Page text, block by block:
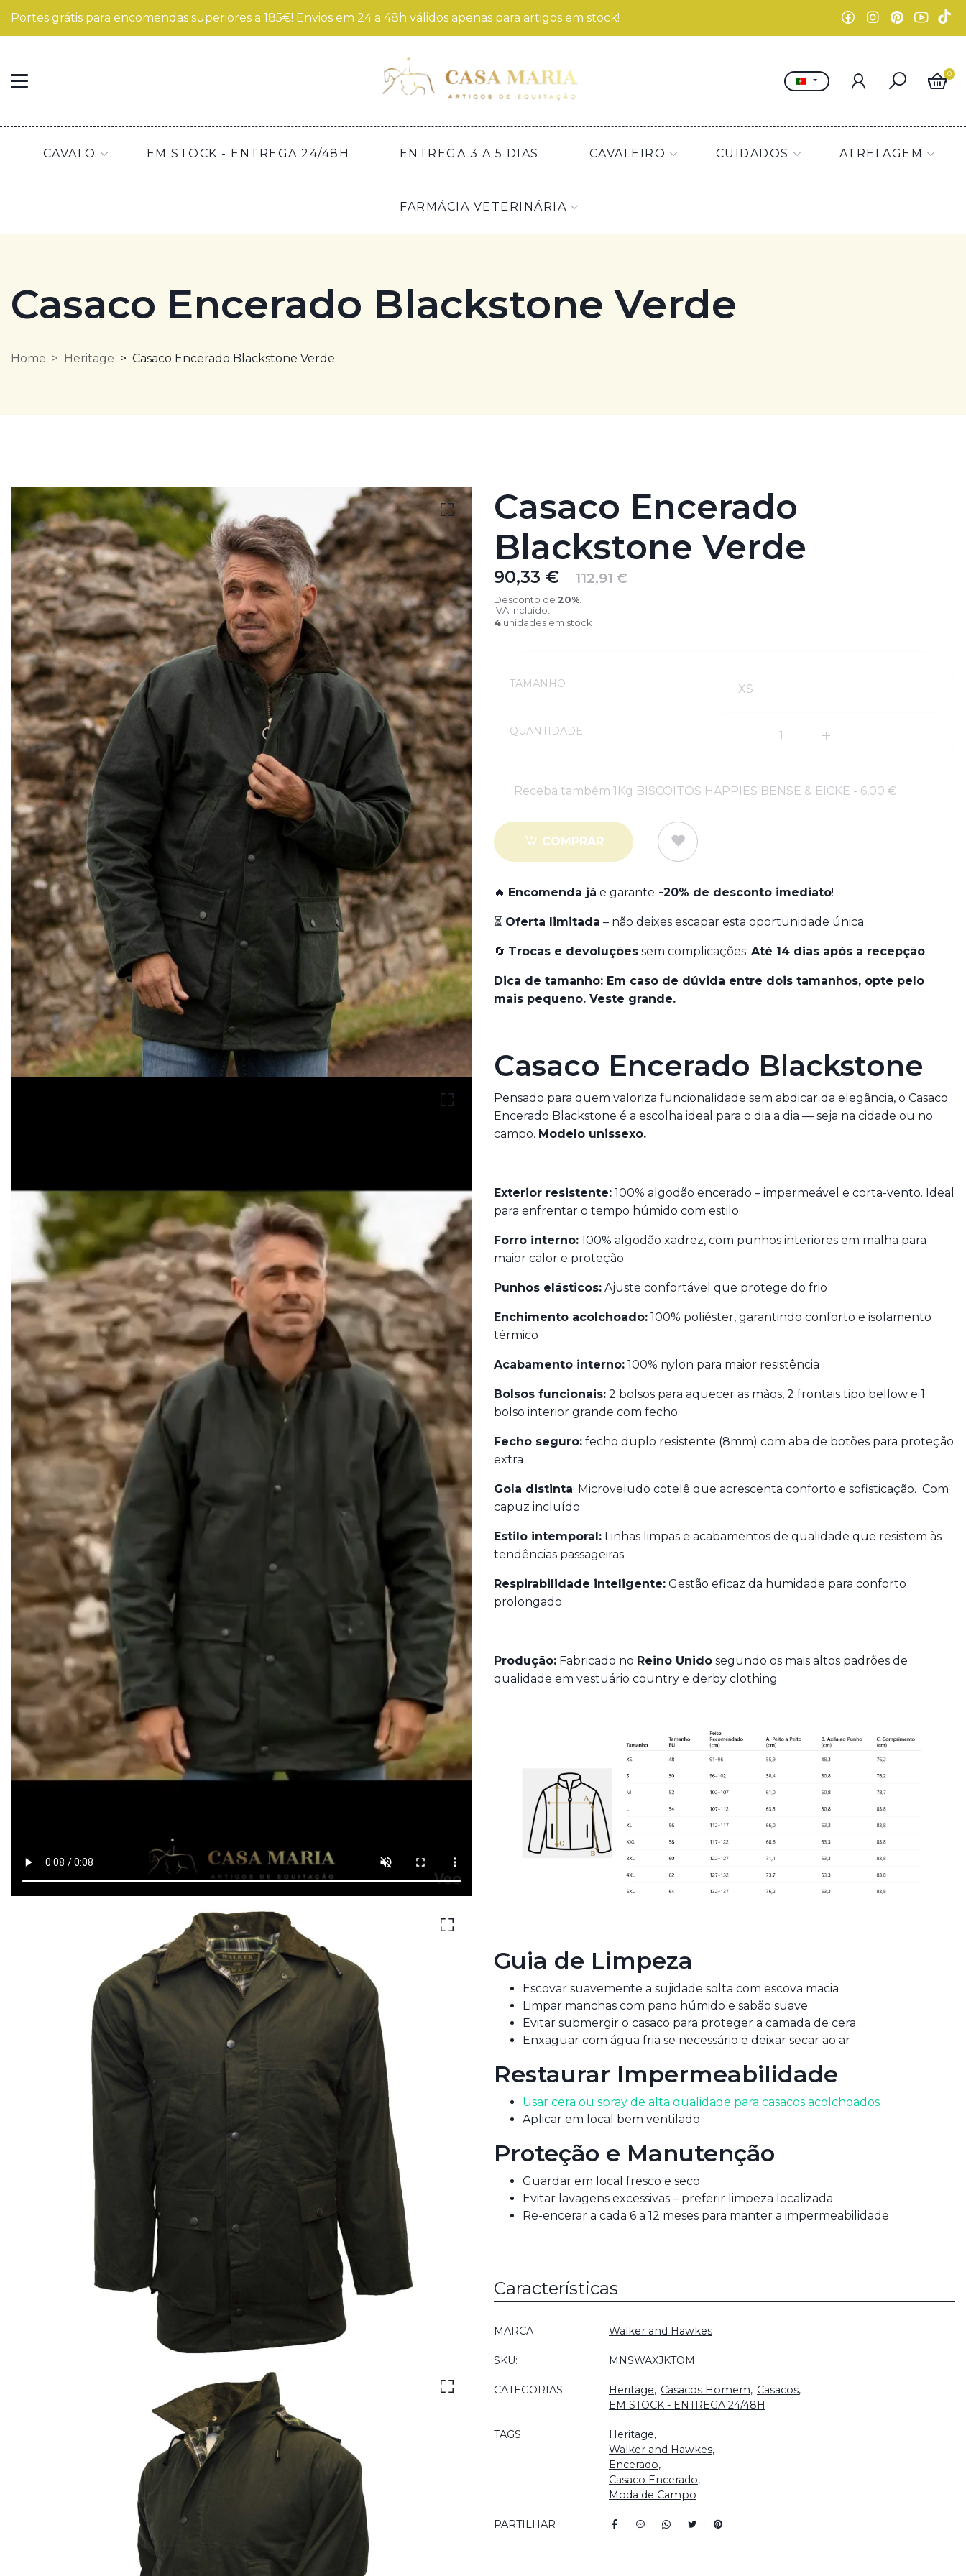
Portes grátis para encomendas superiores a 185€! Envios em 24 a 48h válidos apenas para artigos em stock!
0
CAVALO EM STOCK - ENTREGA 24/48H ENTREGA 3 A 5 DIAS CAVALEIRO CUIDADOS ATRELAGEM
FARMÁCIA VETERINÁRIA
Casaco Encerado Blackstone Verde
Home Heritage Casaco Encerado Blackstone Verde
Casaco Encerado
Blackstone Verde
90,33 € 112,91 €
Desconto de 20%.
IVA incluído.
4 unidades em stock
TAMANHO XS
QUANTIDADE
Receba também 1Kg BISCOITOS HAPPIES BENSE & EICKE - 6,00 €
COMPRAR
🔥 Encomenda já e garante -20% de desconto imediato!
⏳ Oferta limitada – não deixes escapar esta oportunidade única.
🔄 Trocas e devoluções sem complicações: Até 14 dias após a recepção.
Dica de tamanho: Em caso de dúvida entre dois tamanhos, opte pelo
mais pequeno. Veste grande.
Casaco Encerado Blackstone
Pensado para quem valoriza funcionalidade sem abdicar da elegância, o Casaco
Encerado Blackstone é a escolha ideal para o dia a dia — seja na cidade ou no
campo. Modelo unissexo.
Exterior resistente: 100% algodão encerado – impermeável e corta-vento. Ideal
para enfrentar o tempo húmido com estilo
Forro interno: 100% algodão xadrez, com punhos interiores em malha para
maior calor e proteção
Punhos elásticos: Ajuste confortável que protege do frio
Enchimento acolchoado: 100% poliéster, garantindo conforto e isolamento
térmico
Acabamento interno: 100% nylon para maior resistência
Bolsos funcionais: 2 bolsos para aquecer as mãos, 2 frontais tipo bellow e 1
bolso interior grande com fecho
Fecho seguro: fecho duplo resistente (8mm) com aba de botões para proteção
extra
Gola distinta: Microveludo cotelê que acrescenta conforto e sofisticação. Com
capuz incluído
Estilo intemporal: Linhas limpas e acabamentos de qualidade que resistem às
tendências passageiras
Respirabilidade inteligente: Gestão eficaz da humidade para conforto
prolongado
Produção: Fabricado no Reino Unido segundo os mais altos padrões de
qualidade em vestuário country e derby clothing
Guia de Limpeza
Escovar suavemente a sujidade solta com escova macia
Limpar manchas com pano húmido e sabão suave
Evitar submergir o casaco para proteger a camada de cera
Enxaguar com água fria se necessário e deixar secar ao ar
Restaurar Impermeabilidade
Usar cera ou spray de alta qualidade para casacos acolchoados
Aplicar em local bem ventilado
Proteção e Manutenção
Guardar em local fresco e seco
Evitar lavagens excessivas – preferir limpeza localizada
Re-encerar a cada 6 a 12 meses para manter a impermeabilidade
Características
Características
MARCA Walker and Hawkes
SKU: MNSWAXJKTOM
CATEGORIAS Heritage Casacos Homem
Casacos
EM STOCK - ENTREGA 24/48H
TAGS
Heritage
Walker and Hawkes
Encerado
Casaco Encerado
Moda de Campo
PARTILHAR